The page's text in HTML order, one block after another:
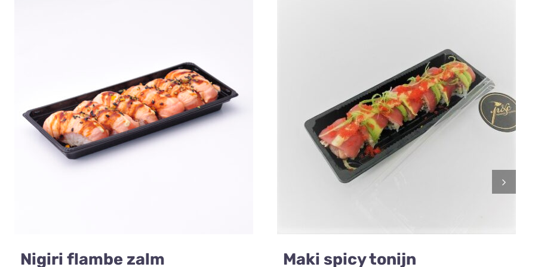
Nigiri flambe zalm Maki spicy tonijn